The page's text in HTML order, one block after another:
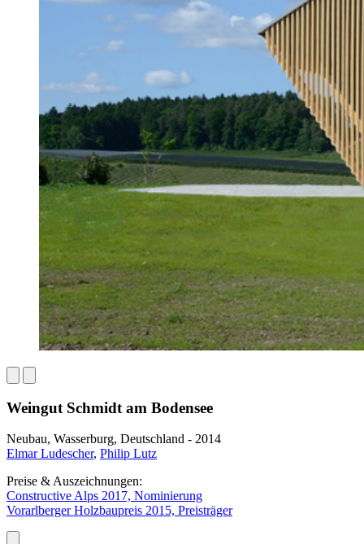
Weingut Schmidt am Bodensee
Neubau, Wasserburg, Deutschland - 2014
Elmar Ludescher, Philip Lutz
Preise & Auszeichnungen:
Constructive Alps 2017, Nominierung
Vorarlberger Holzbaupreis 2015, Preisträger